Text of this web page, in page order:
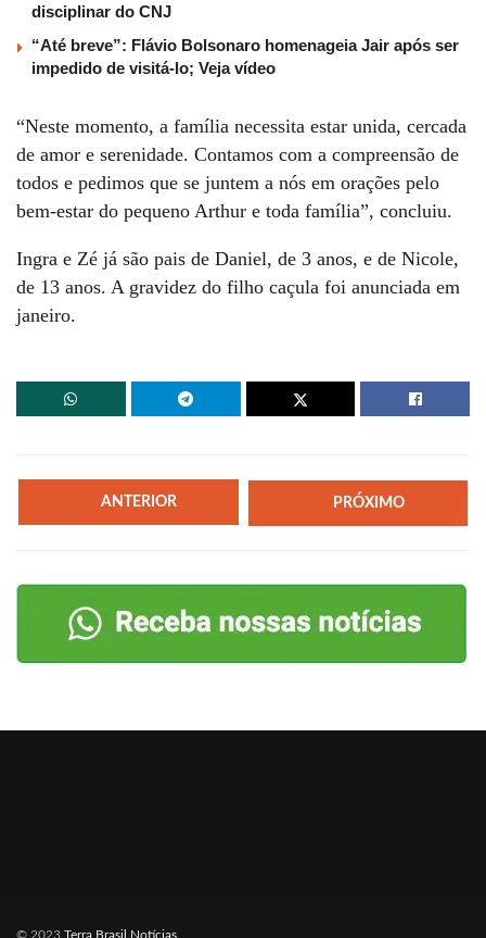
disciplinar do CNJ
“Até breve”: Flávio Bolsonaro homenageia Jair após ser
impedido de visitá-lo; Veja vídeo
“Neste momento, a família necessita estar unida, cercada
de amor e serenidade. Contamos com a compreensão de
todos e pedimos que se juntem a nós em orações pelo
bem-estar do pequeno Arthur e toda família”, concluiu.
Ingra e Zé já são pais de Daniel, de 3 anos, e de Nicole,
de 13 anos. A gravidez do filho caçula foi anunciada em
janeiro.
ANTERIOR PRÓXIMO
© 2023 Terra Brasil Notícias